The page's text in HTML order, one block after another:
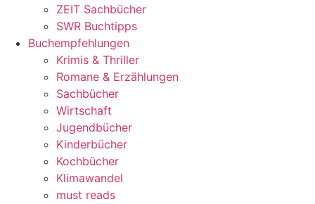
ZEIT Sachbücher
SWR Buchtipps
Buchempfehlungen
Krimis & Thriller
Romane & Erzählungen
Sachbücher
Wirtschaft
Jugendbücher
Kinderbücher
Kochbücher
Klimawandel
must reads